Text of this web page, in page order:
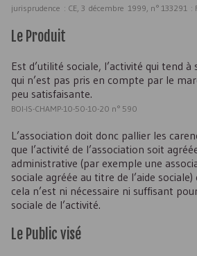
jurisprudence : CE, 3 décembre 1999, n° 133291 :
Le Produit
Est d’utilité sociale, l’activité qui tend
qui n’est pas pris en compte par le
peu satisfaisante.
BOI-IS-CHAMP-10-50-10-20 n° 590
L’association doit donc pallier les
que l’activité de l’association soit
administrative (par exemple une
sociale agréée au titre de l’aide sociale)
cela n’est ni nécessaire ni suffisant
sociale de l’activité.
Le Public visé